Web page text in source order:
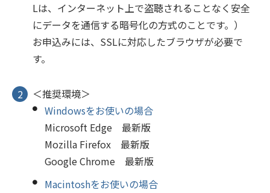
Lは、インターネット上で盗聴されることなく安全
にデータを通信する暗号化の方式のことです。）
お申込みには、SSLに対応したブラウザが必要で
す。
＜推奨環境＞
Windowsをお使いの場合
Microsoft Edge 最新版
Mozilla Firefox 最新版
Google Chrome 最新版
Macintoshをお使いの場合